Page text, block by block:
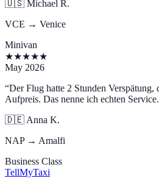
🇺🇸 Michael R.
VCE → Venice
Minivan
★★★★★
May 2026
“Der Flug hatte 2 Stunden Verspätung,
Aufpreis. Das nenne ich echten Service.
🇩🇪 Anna K.
NAP → Amalfi
Business Class
TellMyTaxi